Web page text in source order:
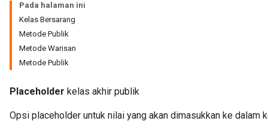
Pada halaman ini
Kelas Bersarang
Metode Publik
Metode Warisan
Metode Publik
Placeholder kelas akhir publik
Opsi placeholder untuk nilai yang akan dimasukkan ke dalam